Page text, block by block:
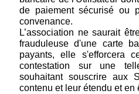
de paiement sécurisé ou
convenance.
L’association ne saurait
frauduleuse d'une carte
payants, elle s'efforcera
contestation sur une
souhaitant souscrire aux
contenu et leur étendu et en